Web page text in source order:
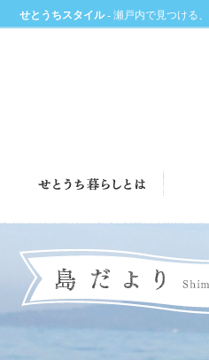
せとうちスタイル - 瀬戸内で見つける